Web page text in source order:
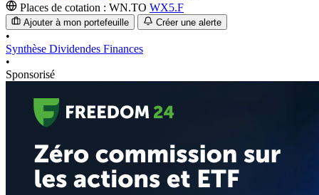
Places de cotation : WN.TO WX5.F
Ajouter à mon portefeuille Créer une alerte
•
Synthèse Dividendes Finances
•
Sponsorisé